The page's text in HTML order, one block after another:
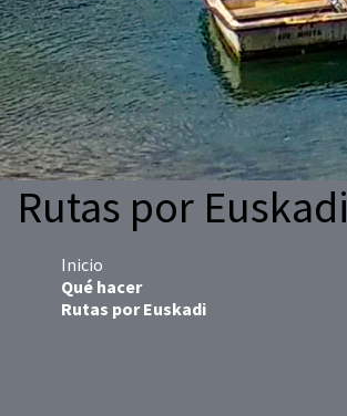
Rutas por Euskadi
Inicio
Qué hacer
Rutas por Euskadi